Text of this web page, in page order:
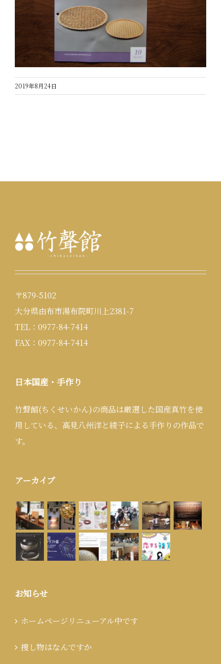
2019年8月24日
〒879-5102
大分県由布市湯布院町川上2381-7
TEL：0977-84-7414
FAX：0977-84-7414
日本国産・手作り
竹聲館(ちくせいかん)の商品は厳選した国産真竹を使
用している、高見八州洋と綾子による手作りの作品で
す。
アーカイブ
お知らせ
ホームページリニューアル中です
捜し物はなんですか